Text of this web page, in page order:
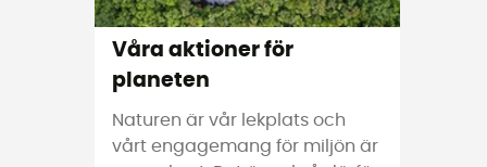
Våra aktioner för
planeten
Naturen är vår lekplats och
vårt engagemang för miljön är